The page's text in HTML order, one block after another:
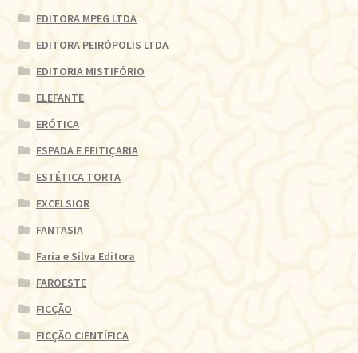
EDITORA MPEG LTDA
EDITORA PEIRÓPOLIS LTDA
EDITORIA MISTIFÓRIO
ELEFANTE
ERÓTICA
ESPADA E FEITIÇARIA
ESTÉTICA TORTA
EXCELSIOR
FANTASIA
Faria e Silva Editora
FAROESTE
FICÇÃO
FICÇÃO CIENTÍFICA